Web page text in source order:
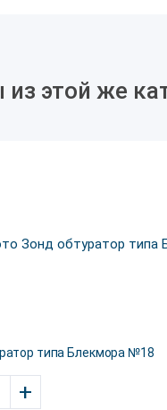
этой же
типа Блекмора №18
+